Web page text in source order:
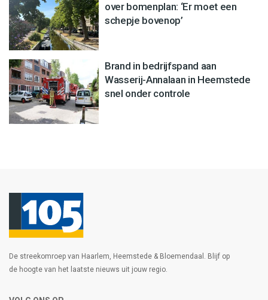
over bomenplan: ‘Er moet een
schepje bovenop’
Brand in bedrijfspand aan
Wasserij-Annalaan in Heemstede
snel onder controle
De streekomroep van Haarlem, Heemstede & Bloemendaal. Blijf op
de hoogte van het laatste nieuws uit jouw regio.